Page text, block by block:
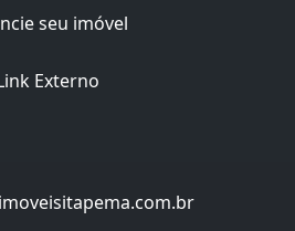
seu imóvel
Externo